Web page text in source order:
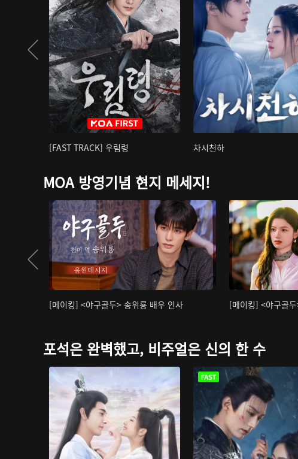
[FAST TRACK] 우림령 차시천하
MOA 방영기념 현지 메세지!
[메이킹] <야구골두> 송위룡 배우 인사 [메이킹] <야구골
포석은 완벽했고, 비주얼은 신의 한 수